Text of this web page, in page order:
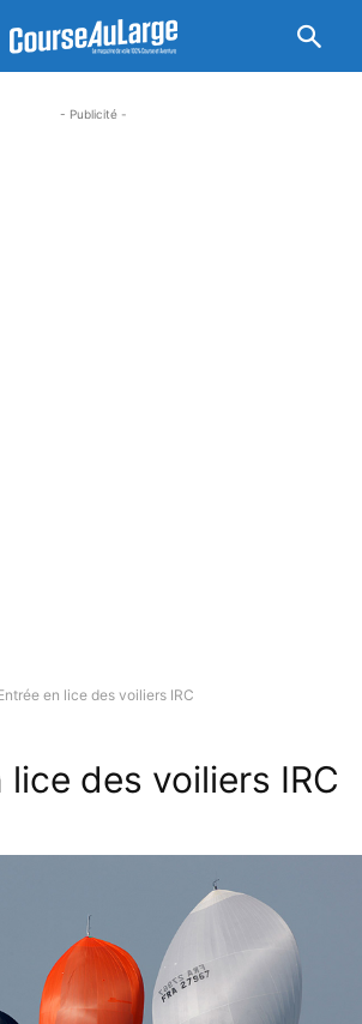
- Publicité -
en lice des voiliers IRC
lice des voiliers IRC